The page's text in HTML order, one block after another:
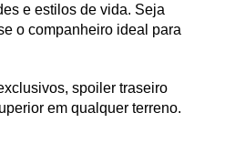
e estilos de vida. Seja
o companheiro ideal para
spoiler traseiro
em qualquer terreno.